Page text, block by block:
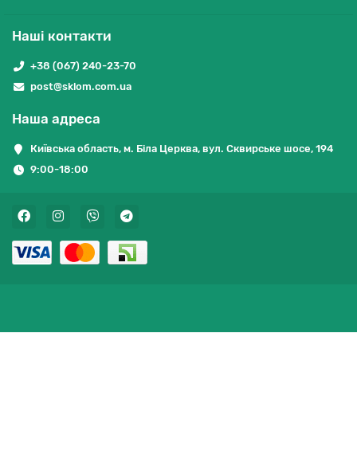
Наші контакти
+38 (067) 240-23-70
post@sklom.com.ua
Наша адреса
Київська область, м. Біла Церква, вул. Сквирське шосе, 194
9:00-18:00